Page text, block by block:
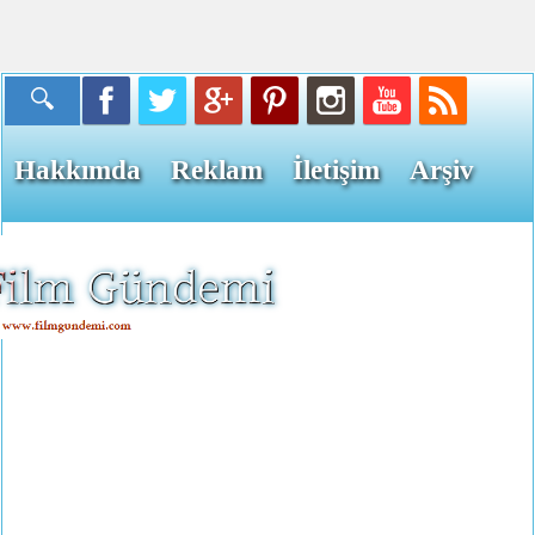
Hakkımda Reklam İletişim Arşiv